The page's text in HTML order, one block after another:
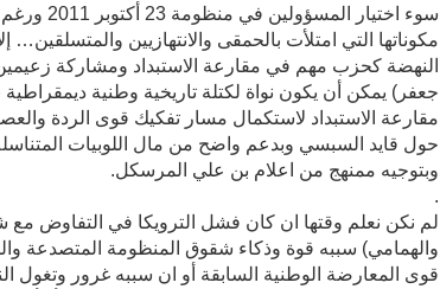
سوء
مكوناتها التي امتلأت بالحمقى والانتهازيين والمتسلقين…
النهضة كحزب مهم في مقارعة الاستبداد ومشاركة
جعفر) يمكن أن يكون نواة لكتلة تاريخية وطنية
مقارعة الاستبداد لاستكمال مسار تفكيك قوى الردة
حول قايد السبسي وبدعم واضح من مال اللوبيات
وبتوجيه ممنهج من اعلام بن علي المرسكل.
.
لم نكن نعلم وقتها ان كان فشل الترويكا في التفاوض مع
والهمامي) سببه قوة وذكاء شقوق المنظومة المتصدعة
قوى المعارضة الوطنية السابقة أو ان سببه غرور وتغول